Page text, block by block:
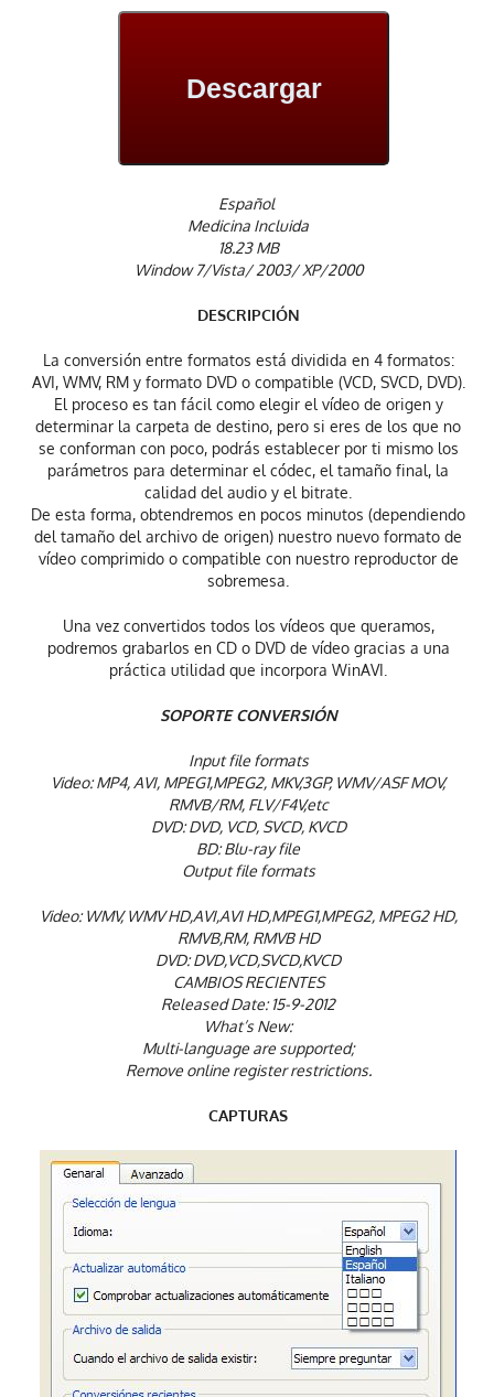
Descargar
Español
Medicina Incluida
18.23 MB
Window 7/Vista/ 2003/ XP/2000
DESCRIPCIÓN
La conversión entre formatos está dividida en 4 formatos:
AVI, WMV, RM y formato DVD o compatible (VCD, SVCD, DVD).
El proceso es tan fácil como elegir el vídeo de origen y
determinar la carpeta de destino, pero si eres de los que no
se conforman con poco, podrás establecer por ti mismo los
parámetros para determinar el códec, el tamaño final, la
calidad del audio y el bitrate.
De esta forma, obtendremos en pocos minutos (dependiendo
del tamaño del archivo de origen) nuestro nuevo formato de
vídeo comprimido o compatible con nuestro reproductor de
sobremesa.
Una vez convertidos todos los vídeos que queramos,
podremos grabarlos en CD o DVD de vídeo gracias a una
práctica utilidad que incorpora WinAVI.
SOPORTE CONVERSIÓN
Input file formats
Video: MP4, AVI, MPEG1,MPEG2, MKV,3GP, WMV/ASF MOV,
RMVB/RM, FLV/F4V,etc
DVD: DVD, VCD, SVCD, KVCD
BD: Blu-ray file
Output file formats
Video: WMV, WMV HD,AVI,AVI HD,MPEG1,MPEG2, MPEG2 HD,
RMVB,RM, RMVB HD
DVD: DVD,VCD,SVCD,KVCD
CAMBIOS RECIENTES
Released Date: 15-9-2012
What’s New:
Multi-language are supported;
Remove online register restrictions.
CAPTURAS